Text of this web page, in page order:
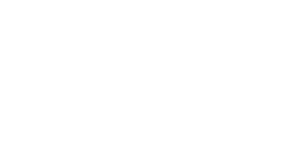
a za poplatok)
Hacienda